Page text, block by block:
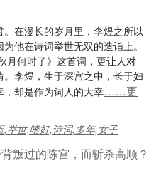
在漫长的岁月里，李煜之所以
他在诗词举世无双的造诣上。
月何时了》这首词，更让人对
李煜，生于深宫之中，长于妇
，却是作为词人的大幸……更
,举世,嗜好,诗词,多年,女子